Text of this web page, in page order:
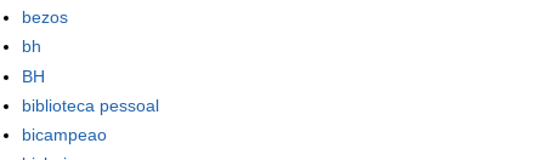
bezos
bh
BH
biblioteca pessoal
bicampeao